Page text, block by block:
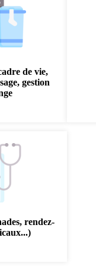
de vie,
gestion
rendez-